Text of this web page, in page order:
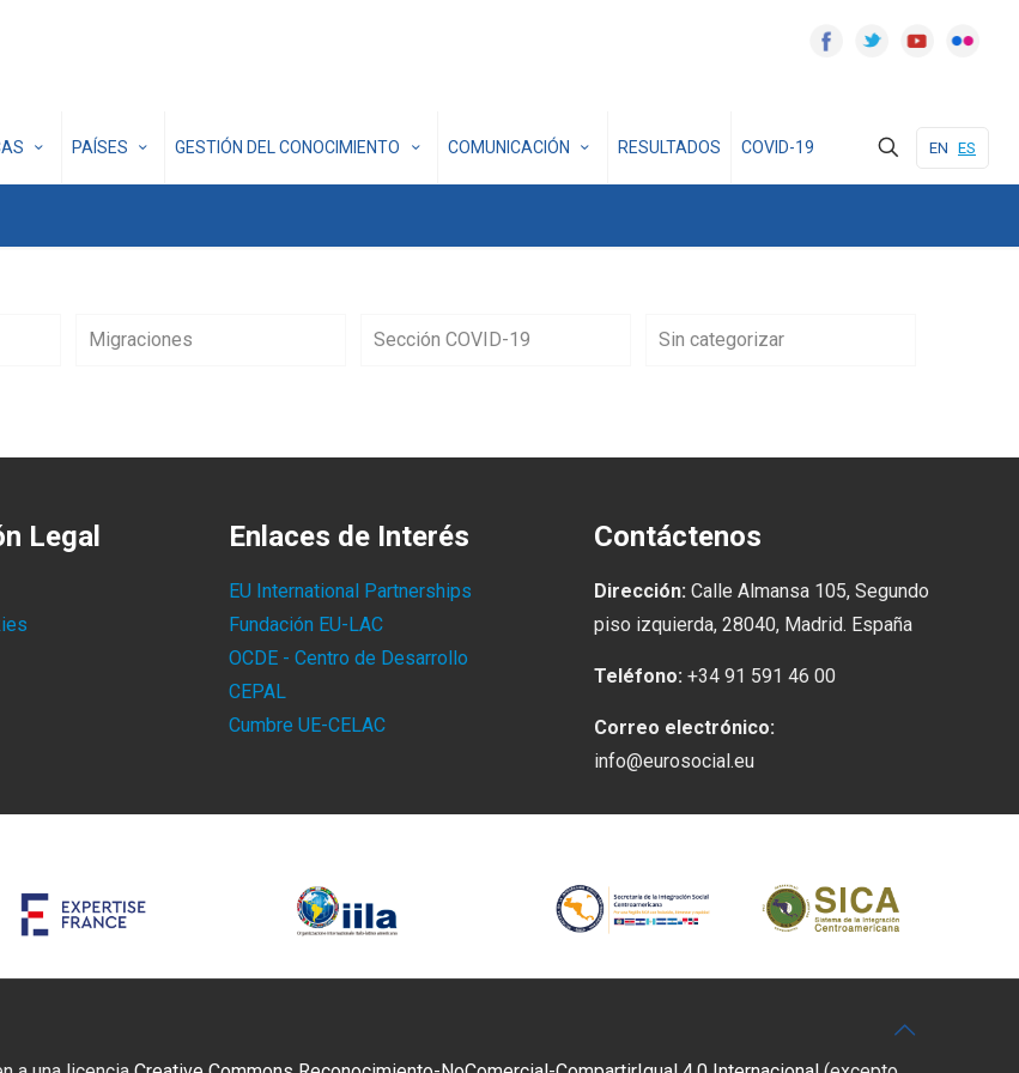
PAÍSES GESTIÓN DEL CONOCIMIENTO COMUNICACIÓN RESULTADOS COVID-19 EN ES
Migraciones Sección COVID-19 Sin categorizar
Legal Enlaces de Interés
EU International Partnerships
Fundación EU-LAC
OCDE - Centro de Desarrollo
CEPAL
Cumbre UE-CELAC
Contáctenos
Dirección: Calle Almansa 105, Segundo
piso izquierda, 28040, Madrid. España
Teléfono: +34 91 591 46 00
Correo electrónico:
info@eurosocial.eu